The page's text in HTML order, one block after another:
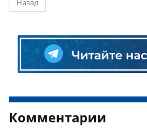
Назад
Комментарии